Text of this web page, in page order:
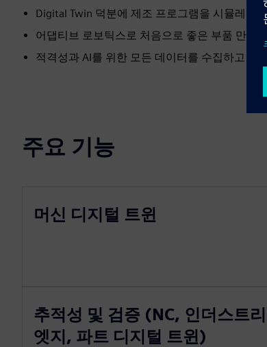
Digital Twin 덕분에 제조 프로그램을 시뮬레이
어댑티브 로보틱스로 처음으로 좋은 부품 만들기
적격성과 AI를 위한 모든 데이터를 수집하고 구
주요 기능
머신 디지털 트윈
추적성 및 검증 (NC, 인더스트
엣지, 파트 디지털 트윈)